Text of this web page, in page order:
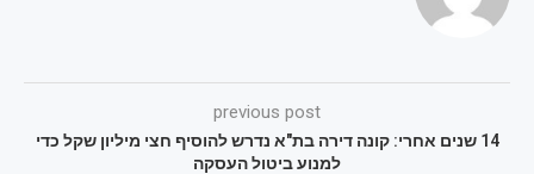
previous post
14 שנים אחרי: קונה דירה בת"א נדרש להוסיף חצי מיליון שקל כדי
למנוע ביטול העסקה